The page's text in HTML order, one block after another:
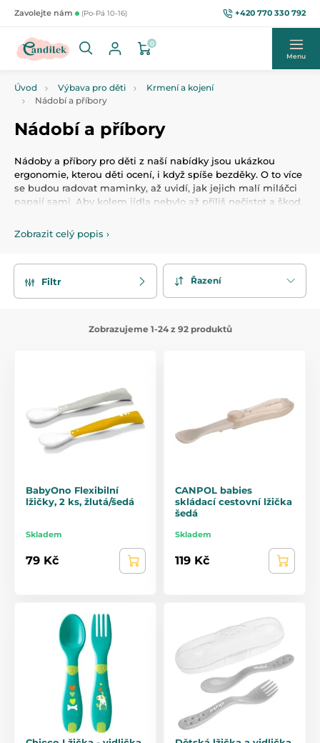
Zavolejte nám (Po-Pá 10-16) +420 770 330 792
0
Menu
Úvod Výbava pro děti
Krmení a kojení
Nádobí a příbory
Nádobí a příbory
Nádoby a příbory pro děti z naší nabídky jsou ukázkou
ergonomie, kterou děti ocení, i když spíše bezděky. O to více
se budou radovat maminky, až uvidí, jak jejich malí miláčci
papají sami. Aby kolem jídla nebylo až příliš nečistot a škod,
Zobrazit celý popis ›
Filtr Řazení
Zobrazujeme 1-24 z 92 produktů
BabyOno Flexibilní
lžičky, 2 ks, žlutá/šedá
Skladem
79 Kč
CANPOL babies
skládací cestovní lžička
šedá
Skladem
119 Kč